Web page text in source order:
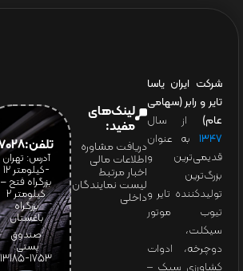
شرکت ایران یاسا
تایر و رابر (سهامی
عام) از سال
۱۳۴۷ به عنوان
قدیمی‌ترین و
بزرگ‌ترین
تولیدکننده تایر و
تیوب موتور
سیکلت،
دوچرخه، ادوات
لینک‌های
مفید:
دریافت مشاوره
اطلاعات مالی
اخبار مرتبط
لیست نمایندگان
داخلی
تلفن:65607028(021)
آدرس: تهران
-کیلومتر 12
بزرگراه فتح –
کیلومتر ۲
بزرگراه
باغستان
صندوق
پستی:
1753-13185